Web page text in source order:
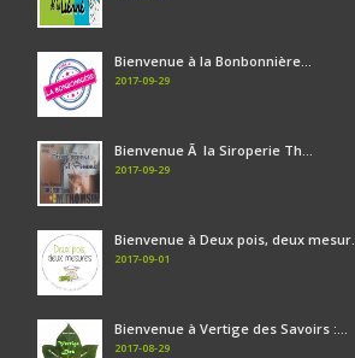
Bienvenue à la Bonbonnière...
2017-09-29
Bienvenue Ã la Siroperie Th...
2017-09-29
Bienvenue à Deux pois, deux mesur...
2017-09-01
Bienvenue à Vertige des Savoirs :...
2017-08-29